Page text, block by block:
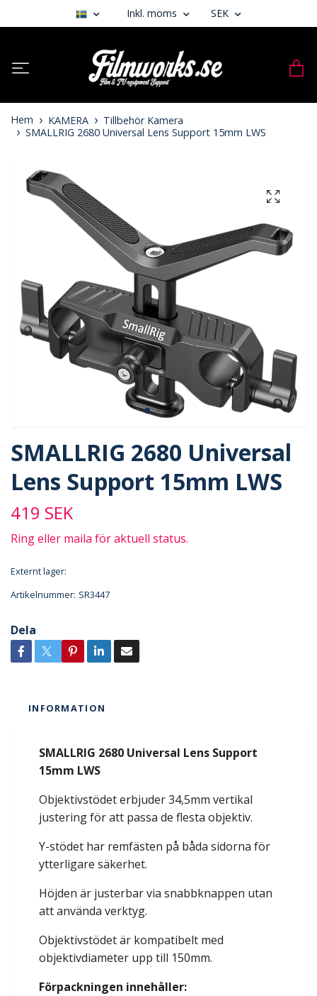
Inkl. moms SEK
Hem KAMERA
Tillbehör Kamera
SMALLRIG 2680 Universal Lens Support 15mm LWS
SMALLRIG 2680 Universal
Lens Support 15mm LWS
419 SEK
Ring eller maila för aktuell status.
Externt lager:
Artikelnummer: SR3447
Dela
INFORMATION
SMALLRIG 2680 Universal Lens Support
15mm LWS
Objektivstödet erbjuder 34,5mm vertikal
justering för att passa de flesta objektiv.
Y-stödet har remfästen på båda sidorna för
ytterligare säkerhet.
Höjden är justerbar via snabbknappen utan
att använda verktyg.
Objektivstödet är kompatibelt med
objektivdiameter upp till 150mm.
Förpackningen innehåller: